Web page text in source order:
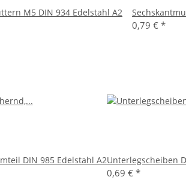
M5 DIN 934 Edelstahl A2
0,79 € *
DIN 985 Edelstahl A2Unterlegscheiben
0,69 € *